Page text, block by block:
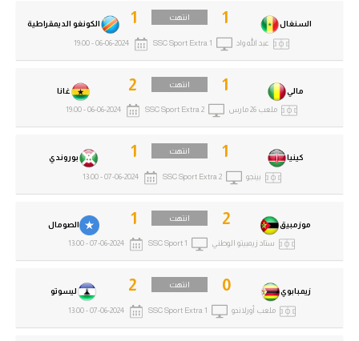
زيمبابوي 0 انتهت
ليسوتو 2
ملعب أورلاندو SSC Sport Extra 1
07-06-2024 - 13:00
موزمبيق 2 انتهت
الصومال 1
ستاد زيمبيتو الوطني SSC Sport 1
07-06-2024 - 13:00
كينيا 1 انتهت
بوروندي 1
بينجو SSC Sport Extra 2
07-06-2024 - 13:00
مالي 1 انتهت
غانا 2
ملعب 26 مارس SSC Sport Extra 2
06-06-2024 - 19:00
السنغال 1 انتهت
الكونغو الديمقراطية 1
عبد الله واد SSC Sport Extra 1
06-06-2024 - 19:00